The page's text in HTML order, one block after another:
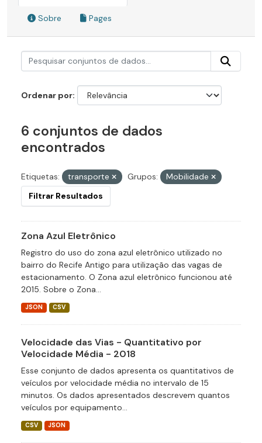
Sobre Pages
Ordenar por
6 conjuntos de dados
encontrados
Etiquetas: transporte Grupos:
Mobilidade
Filtrar Resultados
Zona Azul Eletrônico
Registro do uso do zona azul eletrônico utilizado no
bairro do Recife Antigo para utilização das vagas de
estacionamento. O Zona azul eletrônico funcionou até
2015. Sobre o Zona...
JSON CSV
Velocidade das Vias - Quantitativo por
Velocidade Média - 2018
Esse conjunto de dados apresenta os quantitativos de
veículos por velocidade média no intervalo de 15
minutos. Os dados apresentados descrevem quantos
veículos por equipamento...
CSV JSON